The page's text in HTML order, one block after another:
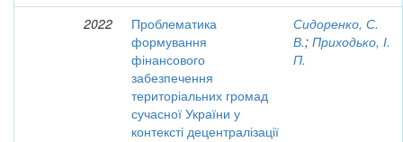
2022
Проблематика
формування
фінансового
забезпечення
територіальних громад
сучасної України у
контексті децентралізації
Сидоренко, С.
В.; Приходько, І.
П.